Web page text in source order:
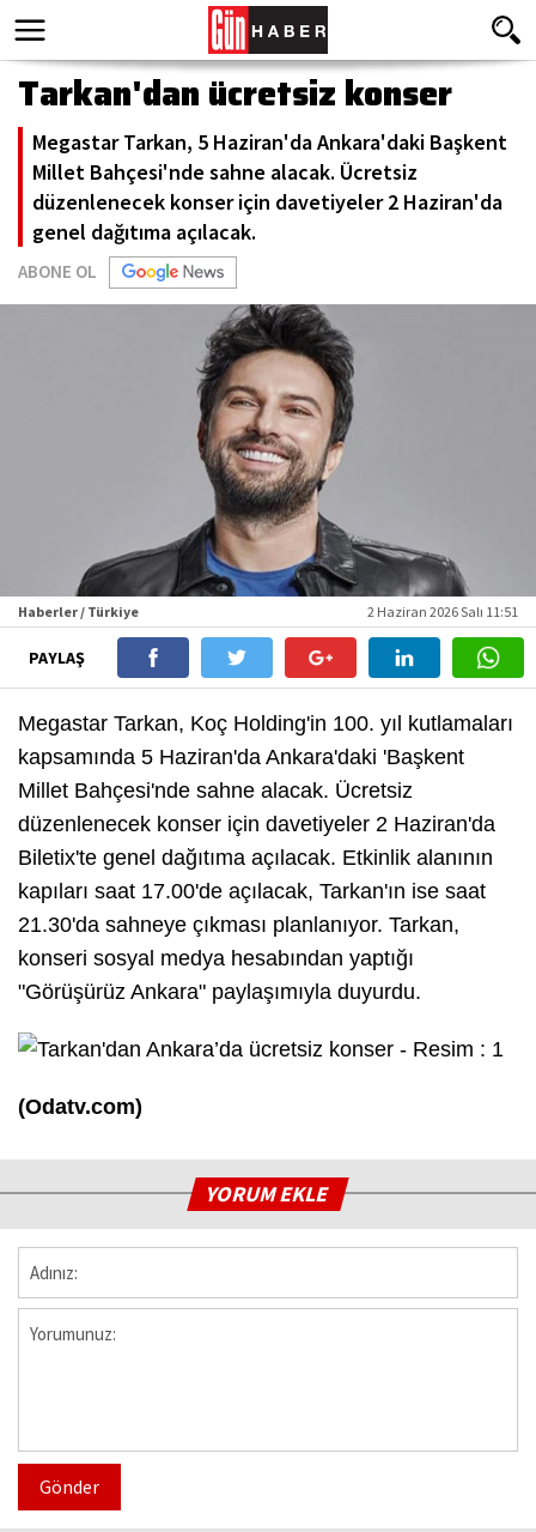
Tarkan'dan ücretsiz konser
Megastar Tarkan, 5 Haziran'da Ankara'daki Başkent
Millet Bahçesi'nde sahne alacak. Ücretsiz
düzenlenecek konser için davetiyeler 2 Haziran'da
genel dağıtıma açılacak.
ABONE OL
Haberler / Türkiye 2 Haziran 2026 Salı 11:51
PAYLAŞ
Megastar Tarkan, Koç Holding'in 100. yıl kutlamaları
kapsamında 5 Haziran'da Ankara'daki 'Başkent
Millet Bahçesi'nde sahne alacak. Ücretsiz
düzenlenecek konser için davetiyeler 2 Haziran'da
Biletix'te genel dağıtıma açılacak. Etkinlik alanının
kapıları saat 17.00'de açılacak, Tarkan'ın ise saat
21.30'da sahneye çıkması planlanıyor. Tarkan,
konseri sosyal medya hesabından yaptığı
"Görüşürüz Ankara" paylaşımıyla duyurdu.
(Odatv.com)
YORUM EKLE
Gönder